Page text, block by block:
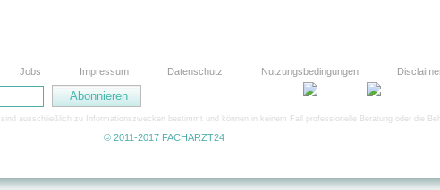
Jobs Impressum Datenschutz Nutzungsbedingungen
ausschließlich zu Informationszwecken bestimmt und können in keinem Fall professionelle Beratung oder die
© 2011-2017 FACHARZT24